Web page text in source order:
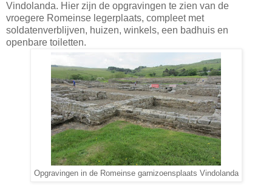
Vindolanda. Hier zijn de opgravingen te zien van de
vroegere Romeinse legerplaats, compleet met
soldatenverblijven, huizen, winkels, een badhuis en
openbare toiletten.
Opgravingen in de Romeinse garnizoensplaats Vindolanda